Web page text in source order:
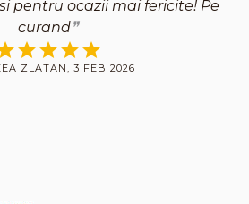
pentru ocazii mai fericite! Pe
curand
ZLATAN, 3 FEB 2026